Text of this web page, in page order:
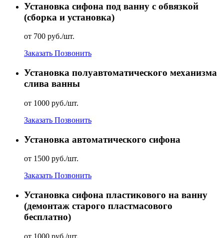
Установка сифона под ванну с обвязкой
(сборка и установка)
от 700 руб./шт.
Заказать Позвонить
Установка полуавтоматического механизма
слива ванны
от 1000 руб./шт.
Заказать Позвонить
Установка автоматического сифона
от 1500 руб./шт.
Заказать Позвонить
Установка сифона пластикового на ванну
(демонтаж старого пластмасового
бесплатно)
от 1000 руб./шт.